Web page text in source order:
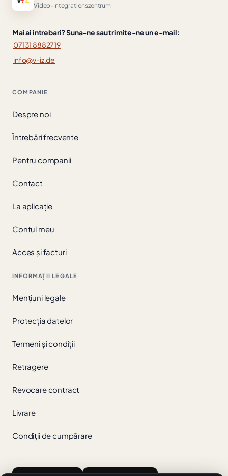
Video-Integrationszentrum
Mai ai intrebari? Suna-ne sau trimite-ne un e-mail:
07131 8882719
info@v-iz.de
COMPANIE
Despre noi
Întrebări frecvente
Pentru companii
Contact
La aplicație
Contul meu
Acces și facturi
INFORMAȚII LEGALE
Mențiuni legale
Protecția datelor
Termeni și condiții
Retragere
Revocare contract
Livrare
Condiții de cumpărare